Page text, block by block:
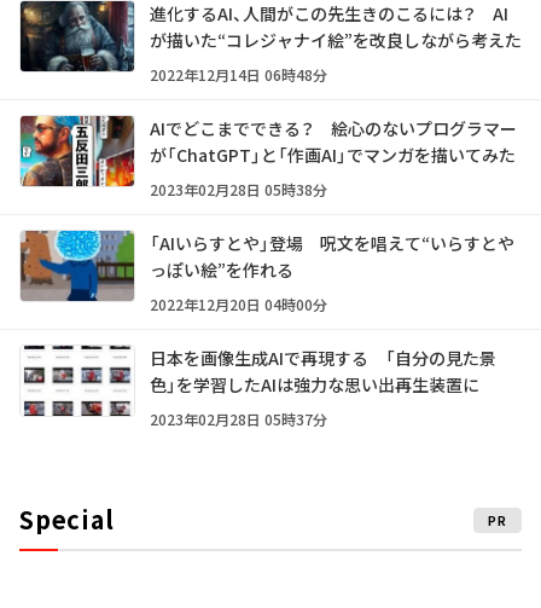
進化するAI、人間がこの先生きのこるには？ AI
が描いた“コレジャナイ絵”を改良しながら考えた
2022年12月14日 06時48分
AIでどこまでできる？ 絵心のないプログラマー
が「ChatGPT」と「作画AI」でマンガを描いてみた
2023年02月28日 05時38分
「AIいらすとや」登場 呪文を唱えて“いらすとや
っぽい絵”を作れる
2022年12月20日 04時00分
日本を画像生成AIで再現する 「自分の見た景
色」を学習したAIは強力な思い出再生装置に
2023年02月28日 05時37分
Special PR